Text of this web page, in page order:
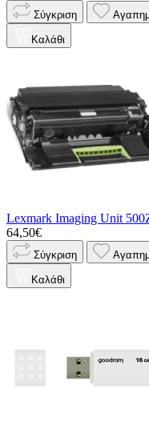
Σύγκριση
Καλάθι
Lexmark Imaging Unit
64,50€
Σύγκριση
Καλάθι